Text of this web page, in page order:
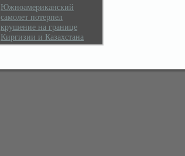
Южноамериканский
самолет потерпел
крушение на границе
Киргизии и Казахстана